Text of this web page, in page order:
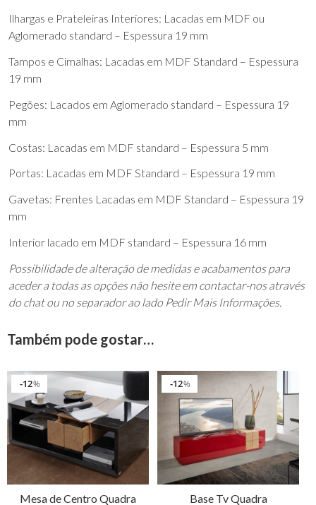
Ilhargas e Prateleiras Interiores: Lacadas em MDF ou
Aglomerado standard – Espessura 19 mm
Tampos e Cimalhas: Lacadas em MDF Standard – Espessura
19 mm
Pegões: Lacados em Aglomerado standard – Espessura 19
mm
Costas: Lacadas em MDF standard – Espessura 5 mm
Portas: Lacadas em MDF Standard – Espessura 19 mm
Gavetas: Frentes Lacadas em MDF Standard – Espessura 19
mm
Interior lacado em MDF standard – Espessura 16 mm
Possibilidade de alteração de medidas e acabamentos para
aceder a todas as opções não hesite em contactar-nos através
do chat ou no separador ao lado Pedir Mais Informações.
Também pode gostar…
%
12
Mesa de Centro Quadra
%
12
Base Tv Quadra